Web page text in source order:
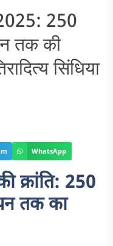
250
तक की
सिंधिया
WhatsApp
क्रांति: 250
तक का